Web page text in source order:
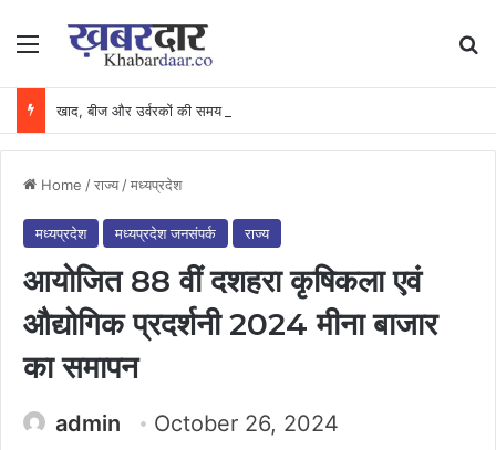
Menu
Home /राज्य /मध्यप्रदेश
मध्यप्रदेश मध्यप्रदेश जनसंपर्क राज्य
आयोजित 88 वीं दशहरा कृषिकला एवं
औद्योगिक प्रदर्शनी 2024 मीना बाजार
का समापन
admin
October 26, 2024